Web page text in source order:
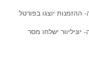
ישלחו מסר